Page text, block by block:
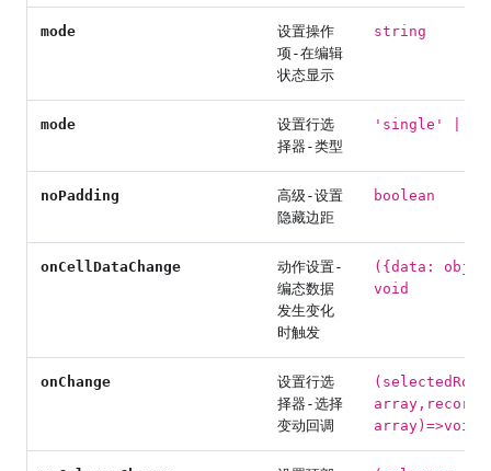
mode
设置操作
项-在编辑
状态显示
string
mode
设置行选
择器-类型
'single' |
noPadding
高级-设置
隐藏边距
boolean
onCellDataChange
动作设置-
编态数据
发生变化
时触发
({data:
void
onChange
设置行选
择器-选择
变动回调
array)=>void